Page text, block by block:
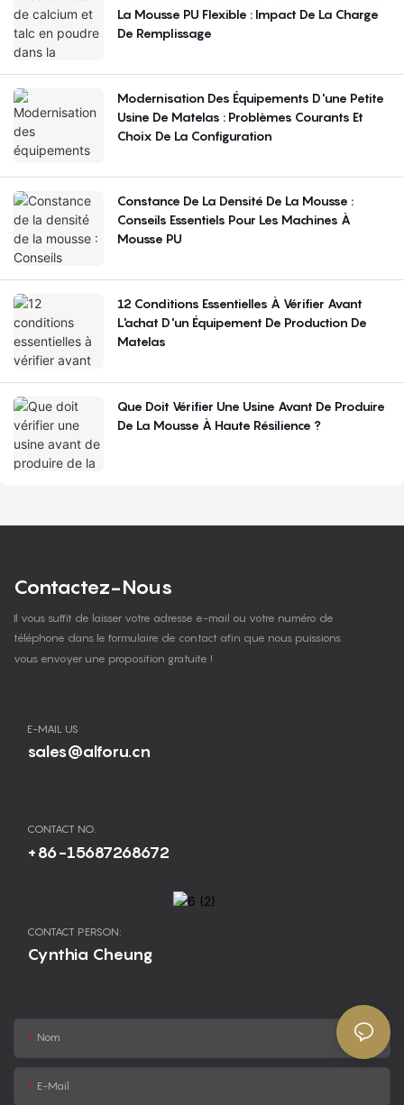
La Mousse PU Flexible : Impact De La Charge
De Remplissage
Modernisation Des Équipements D'une Petite
Usine De Matelas : Problèmes Courants Et
Choix De La Configuration
Constance De La Densité De La Mousse :
Conseils Essentiels Pour Les Machines À
Mousse PU
12 Conditions Essentielles À Vérifier Avant
L'achat D'un Équipement De Production De
Matelas
Que Doit Vérifier Une Usine Avant De Produire
De La Mousse À Haute Résilience ?
Contactez-Nous
Il vous suffit de laisser votre adresse e-mail ou votre numéro de
téléphone dans le formulaire de contact afin que nous puissions
vous envoyer une proposition gratuite !
E-MAIL US
sales@alforu.cn
CONTACT NO.
+86-15687268672
CONTACT PERSON:
Cynthia Cheung
Nom
E-Mail